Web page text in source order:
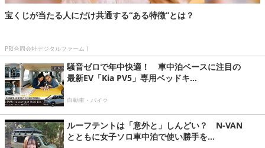
宝くじが当たる人にだけ共通する“ある特徴”とは？
PR(合同会社デジタルファーム )
騒音ゼロで年中快適！ 車中泊ベースに注目の
最新EV「Kia PV5」専用ベッドキ...
自動車・バイク
ルーフテントは「意外と」しんどい？ N-VAN
とともに女子ソロ車中泊で使い勝手を...